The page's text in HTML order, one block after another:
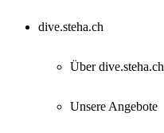
dive.steha.ch
Über dive.steha.ch
Unsere Angebote